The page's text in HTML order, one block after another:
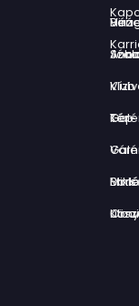
Virág Benedek Ház
Jókai Anna
Vízivárosi Klub
Tér-Kép
Várnegyed
Borsos
Országház